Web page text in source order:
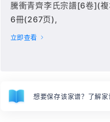
騰衝青齊李氏宗譜[6卷](
6冊(267页),
立即查看
想要保存该家谱？了解家